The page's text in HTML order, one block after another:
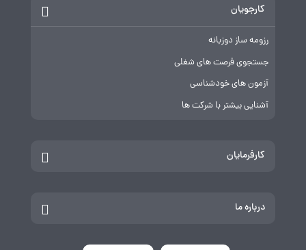
کارجویان
رزومه ساز دوزبانه
جستجوی فرصت های شغلی
آزمون های خودشناسی
آشنایی بیشتر با شرکت ها
کارفرمایان
درباره ما